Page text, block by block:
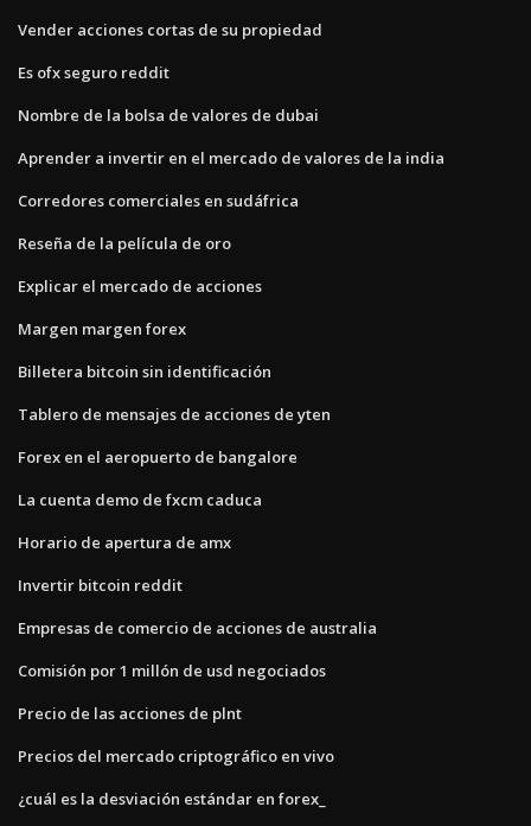
Vender acciones cortas de su propiedad
Es ofx seguro reddit
Nombre de la bolsa de valores de dubai
Aprender a invertir en el mercado de valores de la india
Corredores comerciales en sudáfrica
Reseña de la película de oro
Explicar el mercado de acciones
Margen margen forex
Billetera bitcoin sin identificación
Tablero de mensajes de acciones de yten
Forex en el aeropuerto de bangalore
La cuenta demo de fxcm caduca
Horario de apertura de amx
Invertir bitcoin reddit
Empresas de comercio de acciones de australia
Comisión por 1 millón de usd negociados
Precio de las acciones de plnt
Precios del mercado criptográfico en vivo
¿cuál es la desviación estándar en forex_